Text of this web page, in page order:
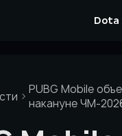
Dota
PUBG Mobile
накануне ЧМ-